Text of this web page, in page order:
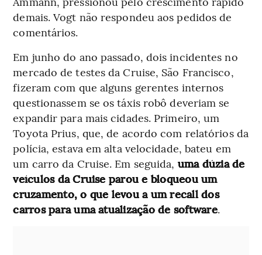
demais. Vogt não respondeu aos pedidos de
comentários.
Em junho do ano passado, dois incidentes no
mercado de testes da Cruise, São Francisco,
fizeram com que alguns gerentes internos
questionassem se os táxis robô deveriam se
expandir para mais cidades. Primeiro, um
Toyota Prius, que, de acordo com relatórios da
polícia, estava em alta velocidade, bateu em
um carro da Cruise. Em seguida, uma dúzia de
veículos da Cruise parou e bloqueou um
cruzamento, o que levou a um recall dos
carros para uma atualização de software.